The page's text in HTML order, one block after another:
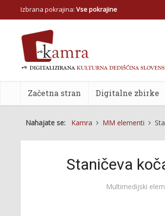
Izbrana pokrajina: Vse pokrajine
Začetna stran Digitalne zbirke
Nahajate se: Kamra MM elementi
Staničeva
Multimedijski